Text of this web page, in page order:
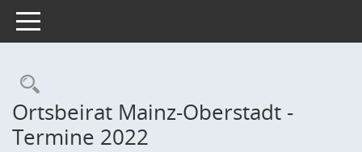
Toggle navigation
Rechercheauswahl
Ortsbeirat Mainz-Oberstadt -
Termine 2022